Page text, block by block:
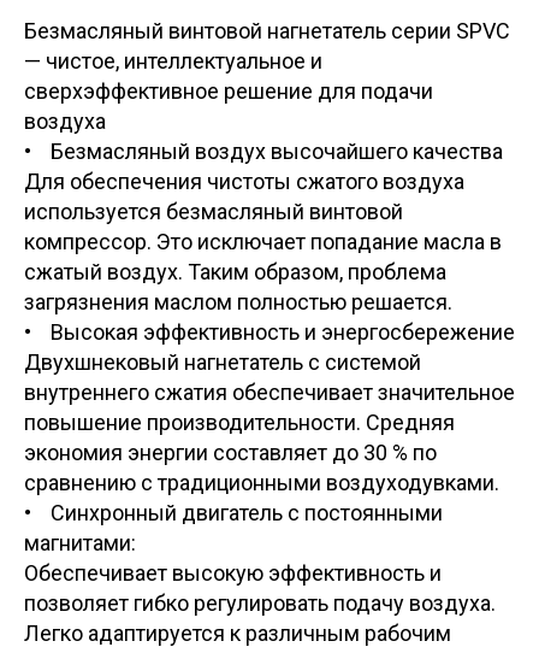
Безмасляный винтовой нагнетатель серии SPVC
— чистое, интеллектуальное и
сверхэффективное решение для подачи
воздуха
• Безмасляный воздух высочайшего качества
Для обеспечения чистоты сжатого воздуха
используется безмасляный винтовой
компрессор. Это исключает попадание масла в
сжатый воздух. Таким образом, проблема
загрязнения маслом полностью решается.
• Высокая эффективность и энергосбережение
Двухшнековый нагнетатель с системой
внутреннего сжатия обеспечивает значительное
повышение производительности. Средняя
экономия энергии составляет до 30 % по
сравнению с традиционными воздуходувками.
• Синхронный двигатель с постоянными
магнитами:
Обеспечивает высокую эффективность и
позволяет гибко регулировать подачу воздуха.
Легко адаптируется к различным рабочим